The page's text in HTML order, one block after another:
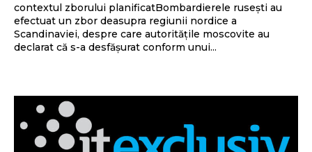
contextul zborului planificatBombardierele rusești au
efectuat un zbor deasupra regiunii nordice a
Scandinaviei, despre care autoritățile moscovite au
declarat că s-a desfășurat conform unui...